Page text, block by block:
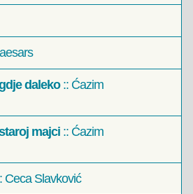
daleko:: Ćazim
majci :: Ćazim
Ceca Slavković